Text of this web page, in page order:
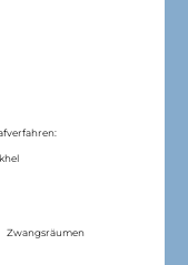
Zwangsräumen